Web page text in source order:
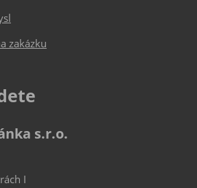
zakázku
s.r.o.
I